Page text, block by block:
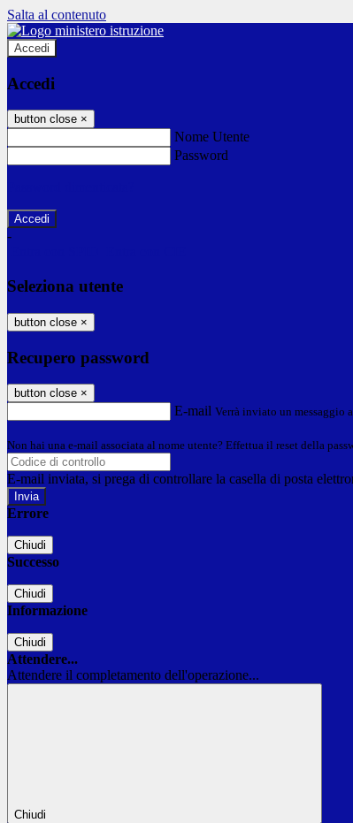
Salta al contenuto
Accedi
Accedi
button close ×
Nome Utente
Password
-
Seleziona utente
button close ×
Recupero password
button close ×
E-mail Verrà inviato un messaggio
Non hai una e-mail associata al nome utente? Effettua il reset della
E-mail inviata, si prega di controllare la casella di posta
Errore
Chiudi
Successo
Chiudi
Informazione
Chiudi
Attendere...
Attendere il completamento dell'operazione...
Chiudi